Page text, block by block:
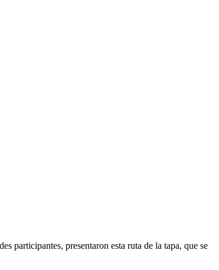
participantes, presentaron esta ruta de la tapa, que se